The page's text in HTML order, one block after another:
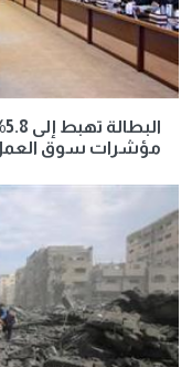
مؤشرات سوق العمل